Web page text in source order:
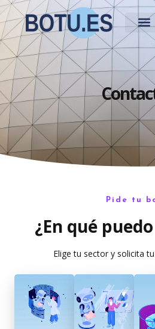
Pide tu
¿En qué
Elige tu sector y solicita